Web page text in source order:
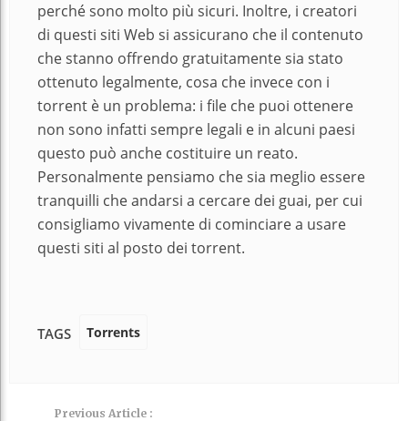
perché sono molto più sicuri. Inoltre, i creatori
di questi siti Web si assicurano che il contenuto
che stanno offrendo gratuitamente sia stato
ottenuto legalmente, cosa che invece con i
torrent è un problema: i file che puoi ottenere
non sono infatti sempre legali e in alcuni paesi
questo può anche costituire un reato.
Personalmente pensiamo che sia meglio essere
tranquilli che andarsi a cercare dei guai, per cui
consigliamo vivamente di cominciare a usare
questi siti al posto dei torrent.
TAGS Torrents
Previous Article :